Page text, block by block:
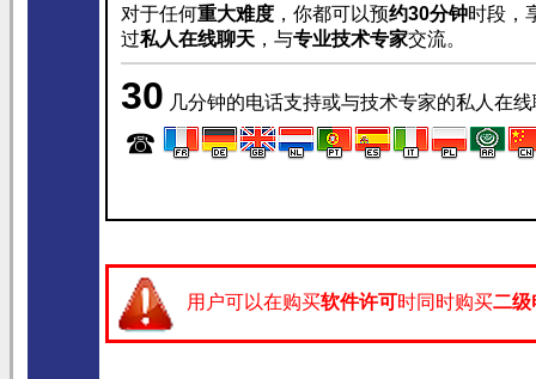
对于任何重大难度 ，你都可以预约30分钟时段，
过私人在线聊天 ，与专业技术专家交流。
30 几分钟的电话支持或与技术专家的私人在
☎
用户可以在购买软件许可时同时购买二级